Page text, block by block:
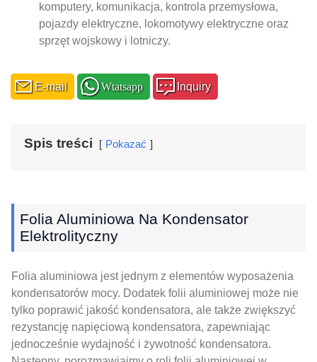
komputery, komunikacja, kontrola przemysłowa,
pojazdy elektryczne, lokomotywy elektryczne oraz
sprzęt wojskowy i lotniczy.
E-mail Wtatsapp Inquiry
Spis treści Pokazać
Folia Aluminiowa Na Kondensator
Elektrolityczny
Folia aluminiowa jest jednym z elementów wyposażenia
kondensatorów mocy. Dodatek folii aluminiowej może nie
tylko poprawić jakość kondensatora, ale także zwiększyć
rezystancję napięciową kondensatora, zapewniając
jednocześnie wydajność i żywotność kondensatora.